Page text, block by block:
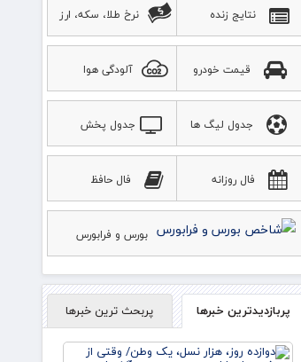
نتایج زنده نرخ طلا، سکه، ارز
قیمت خودرو آلودگی هوا
جدول لیگ ها
جدول پخش
ورزشی
فال روزانه
فال حافظ
بورس و فرابورس
پربازدیدترین خبرها پربحث ترین خبرها